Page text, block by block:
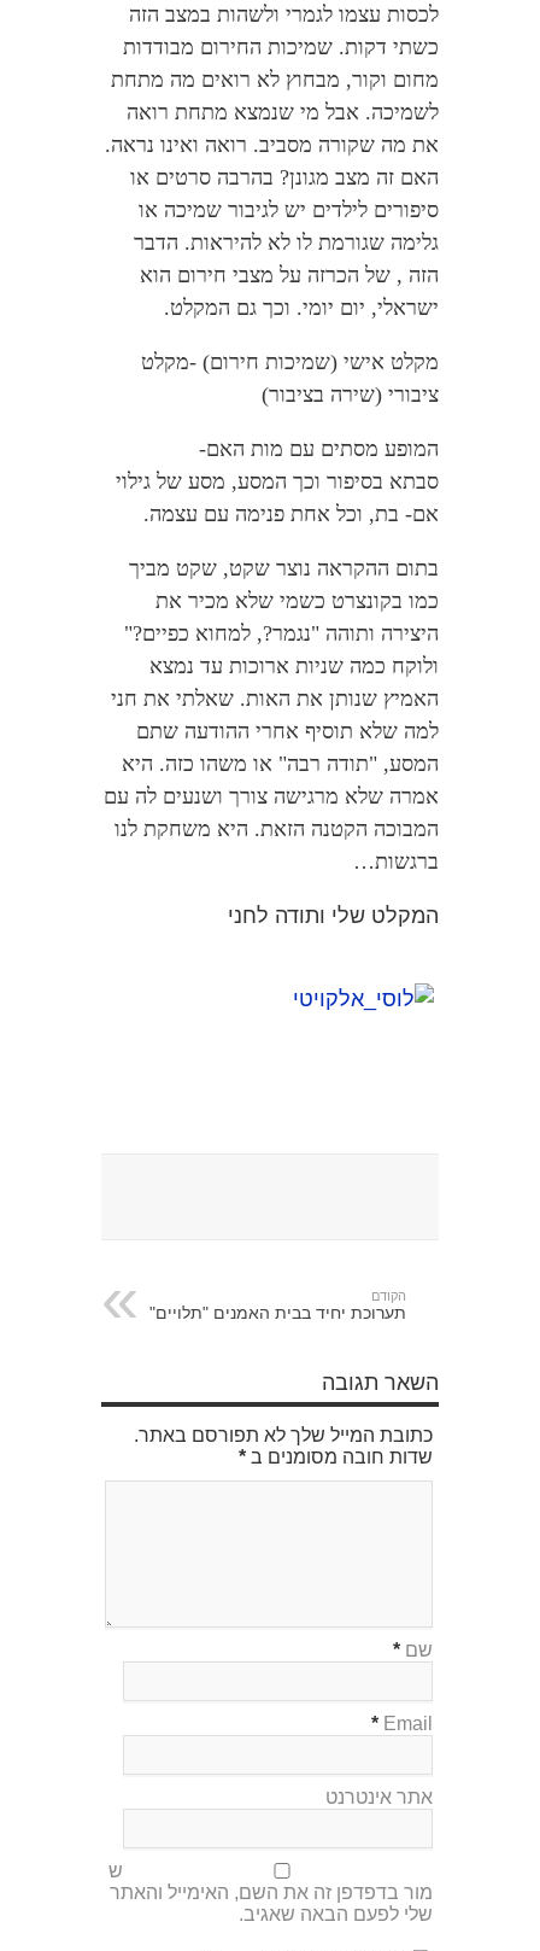
לכסות עצמו לגמרי ולשהות במצב הזה
כשתי דקות. שמיכות החירום מבודדות
מחום וקור, מבחוץ לא רואים מה מתחת
לשמיכה. אבל מי שנמצא מתחת רואה
את מה שקורה מסביב. רואה ואינו נראה.
האם זה מצב מגונן? בהרבה סרטים או
סיפורים לילדים יש לגיבור שמיכה או
גלימה שגורמת לו לא להיראות. הדבר
הזה , של הכרזה על מצבי חירום הוא
ישראלי, יום יומי. וכך גם המקלט.
מקלט אישי (שמיכות חירום) -מקלט
ציבורי (שירה בציבור)
המופע מסתים עם מות האם-
סבתא בסיפור וכך המסע, מסע של גילוי
אם- בת, וכל אחת פנימה עם עצמה.
בתום ההקראה נוצר שקט, שקט מביך
כמו בקונצרט כשמי שלא מכיר את
היצירה ותוהה "נגמר?, למחוא כפיים?"
ולוקח כמה שניות ארוכות עד נמצא
האמיץ שנותן את האות. שאלתי את חני
למה שלא תוסיף אחרי ההודעה שתם
המסע, "תודה רבה" או משהו כזה. היא
אמרה שלא מרגישה צורך ושנעים לה עם
המבוכה הקטנה הזאת. היא משחקת לנו
ברגשות…
המקלט שלי ותודה לחני
הקודם
תערוכת יחיד בבית האמנים "תלויים"
השאר תגובה
כתובת המייל שלך לא תפורסם באתר.
שדות חובה מסומנים ב *
שם *
Email
*
אתר אינטרנט
ש
מור בדפדפן זה את השם, האימייל והאתר
שלי לפעם הבאה שאגיב.